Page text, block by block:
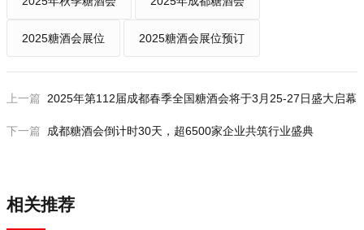
2025糖酒会展位 2025糖酒会展位预订
上一篇 2025年第112届成都春季全国糖酒会将于3月25-27日盛大启幕
下一篇 成都糖酒会倒计时30天，超6500家企业共筑行业盛典
相关推荐